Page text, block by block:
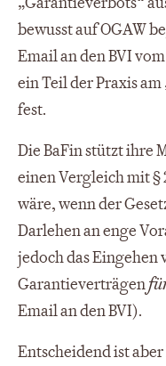
bewusst auf OGAW
Email an den BVI
ein Teil der Praxis
fest.
Die BaFin stützt ihre
einen Vergleich mit §
wäre, wenn der
Darlehen an enge
jedoch das Eingehen
Garantieverträgen
Email an den BVI).
Entscheidend ist